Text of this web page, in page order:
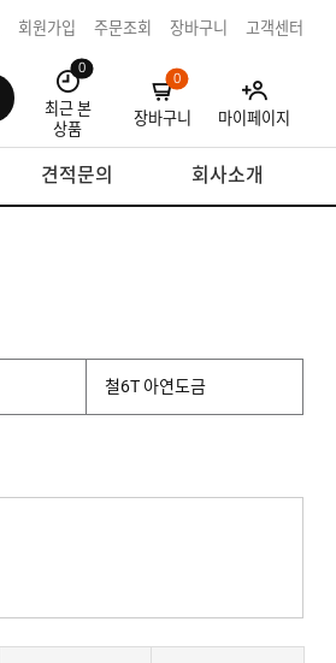
회원가입 주문조회 장바구니 고객센터
0
최근 본
상품
0
장바구니 마이페이지
견적문의 회사소개
철6T 아연도금